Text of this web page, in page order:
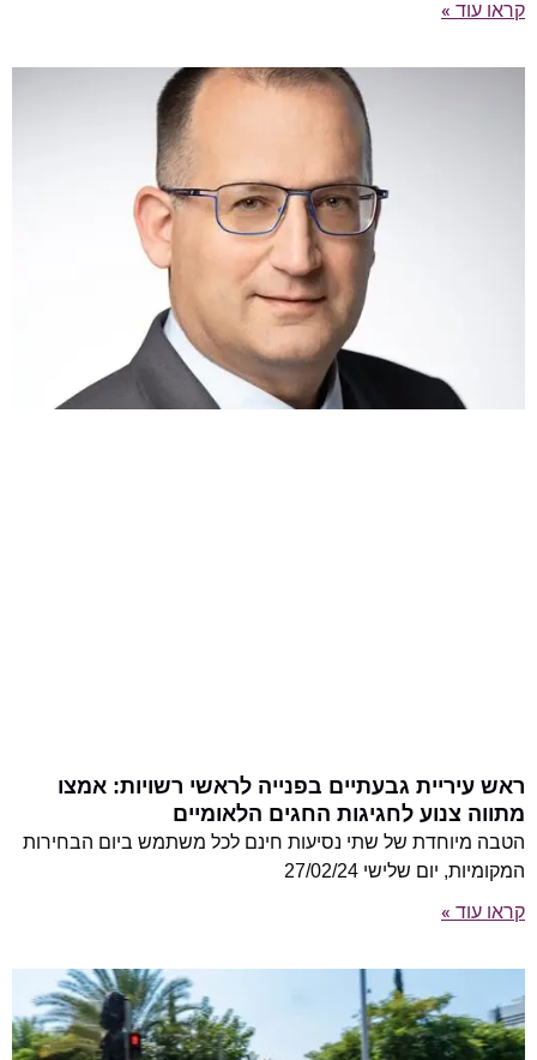
קראו עוד »
ראש עיריית גבעתיים בפנייה לראשי רשויות: אמצו
מתווה צנוע לחגיגות החגים הלאומיים
הטבה מיוחדת של שתי נסיעות חינם לכל משתמש ביום הבחירות
המקומיות, יום שלישי 27/02/24
קראו עוד »